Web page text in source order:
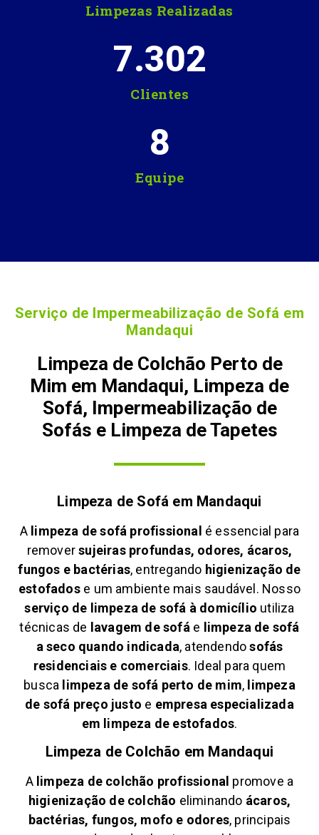
Limpezas Realizadas
Clientes
7.302
Equipe
8
Serviço de Impermeabilização de Sofá em
Mandaqui
Limpeza de Colchão Perto de
Mim em Mandaqui, Limpeza de
Sofá, Impermeabilização de
Sofás e Limpeza de Tapetes
Limpeza de Sofá em Mandaqui
A limpeza de sofá profissional é essencial para
removersujeiras profundas, odores, ácaros,
fungos e bactérias, entregando higienização de
estofadose um ambiente mais saudável. Nosso
serviço de limpeza de sofá à domicílio utiliza
técnicas de lavagem de sofá e limpeza de sofá
a seco quando indicada, atendendosofás
residenciais e comerciais. Ideal para quem
busca limpeza de sofá perto de mim, limpeza
de sofá preço justo e empresa especializada
em limpeza de estofados.
Limpeza de Colchão em Mandaqui
A limpeza de colchão profissional promove a
higienização de colchão eliminando ácaros,
bactérias, fungos, mofo e odores, principais